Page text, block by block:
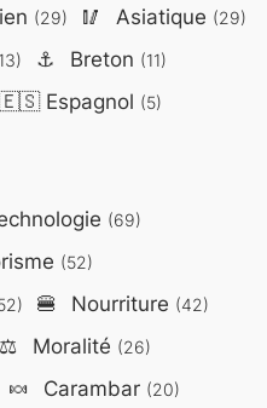
(29) 🥢 Asiatique (29)
⚓ Breton (11)
🇪🇸Espagnol (5)
(69)
(52)
🍔 Nourriture (42)
⚖️ Moralité (26)
🍬 Carambar (20)